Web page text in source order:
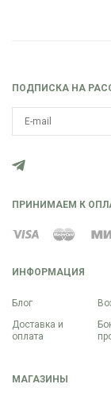
ИНФОРМАЦИЯ
Блог
Доставка и
оплата
МАГАЗИНЫ
ПОДПИСКА НА
ПРИНИМАЕМ К